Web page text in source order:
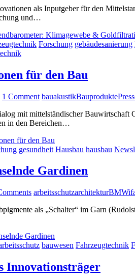
als Inputgeber für den
und…
Klimagewebe &
Forschung gebäudesanierung
für den Bau
1 Comment bauakustikBauprodukte
mit mittelständischer Bauwirtschaft
in den Bereichen…
für den Bau
gesundheit Hausbau hausbau
Gardinen
arbeitsschutzarchitekturBMWi
als „Schalter“ im Garn
Gardinen
bauwesen Fahrzeugtechnik
Innovationsträger